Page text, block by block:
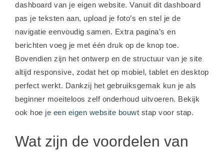
dashboard van je eigen website. Vanuit dit dashboard
pas je teksten aan, upload je foto’s en stel je de
navigatie eenvoudig samen. Extra pagina’s en
berichten voeg je met één druk op de knop toe.
Bovendien zijn het ontwerp en de structuur van je site
altijd responsive, zodat het op mobiel, tablet en desktop
perfect werkt. Dankzij het gebruiksgemak kun je als
beginner moeiteloos zelf onderhoud uitvoeren. Bekijk
ook hoe je een eigen website bouwt stap voor stap.
Wat zijn de voordelen van